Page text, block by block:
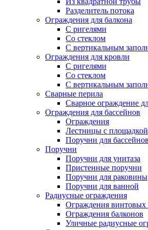
Разделитель потока
Ограждения для балкона
С ригелями
Со стеклом
С вертикальным
Ограждения для кровли
С ригелями
Со стеклом
С вертикальным
Сварные перила
Сварное ограждение
Ограждения для бассейнов
Ограждения
Лестницы с площадкой
Поручни для бассейнов
Поручни
Поручни для унитаза
Пристенные поручни
Поручни для раковины
Поручни для ванной
Радиусные ограждения
Ограждения винтовых
Ограждения балконов
Уличные радиусные